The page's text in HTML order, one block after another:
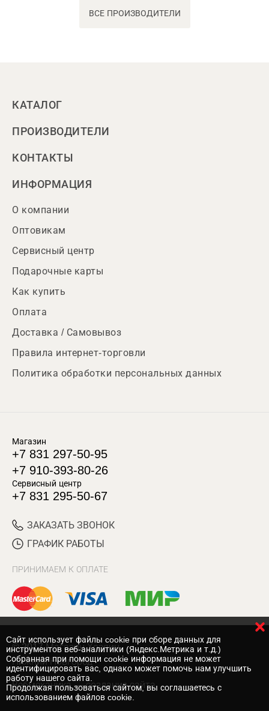
ВСЕ ПРОИЗВОДИТЕЛИ
КАТАЛОГ
ПРОИЗВОДИТЕЛИ
КОНТАКТЫ
ИНФОРМАЦИЯ
О компании
Оптовикам
Сервисный центр
Подарочные карты
Как купить
Оплата
Доставка / Самовывоз
Правила интернет-торговли
Политика обработки персональных данных
Магазин
+7 831 297-50-95
+7 910-393-80-26
Сервисный центр
+7 831 295-50-67
ЗАКАЗАТЬ ЗВОНОК
ГРАФИК РАБОТЫ
ПРИНИМАЕМ К ОПЛАТЕ
© 2017 Магазин Хозяин
Нижний Новгород
Вебмеханика — создание сайта
Cайт использует файлы cookie при сборе данных для
инструментов веб-аналитики (Яндекс.Метрика и т.д.)
Собранная при помощи cookie информация не может
идентифицировать вас, однако может помочь нам улучшить
работу нашего сайта.
Продолжая пользоваться сайтом, вы соглашаетесь с
использованием файлов cookie.